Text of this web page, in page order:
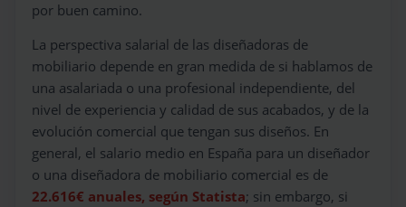
por buen camino.
La perspectiva salarial de las diseñadoras de
mobiliario depende en gran medida de si hablamos de
una asalariada o una profesional independiente, del
nivel de experiencia y calidad de sus acabados, y de la
evolución comercial que tengan sus diseños. En
general, el salario medio en España para un diseñador
o una diseñadora de mobiliario comercial es de
22.616€ anuales, según Statista; sin embargo, si